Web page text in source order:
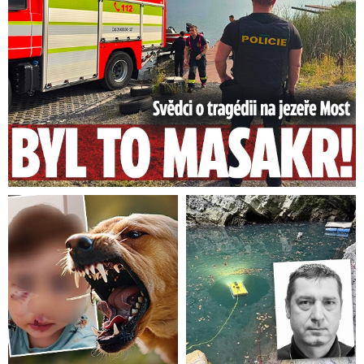
kilometru dálnice D1 hrozí nebezpečí
akvaplaningu.Ve vyšších polohách Beskyd je
ujetá vrstva sněhu, která může být místy
zledovatělá. Pro nákladní vozy těžší než 12 tun
je stále uzavřený více než dvacetikilometrový
úsek silnice I/56 na Frýdecko-Místecku v
Beskydech mezi Frýdlantem nad Ostravicí a
částí Bílé Hlavatou. Silnice je jedním z hlavních
tahů na Slovensko.
V noci bylo -20,8 °C, Česku hrozí
ledovka. Na Silvestra se rapidně
oteplí,…